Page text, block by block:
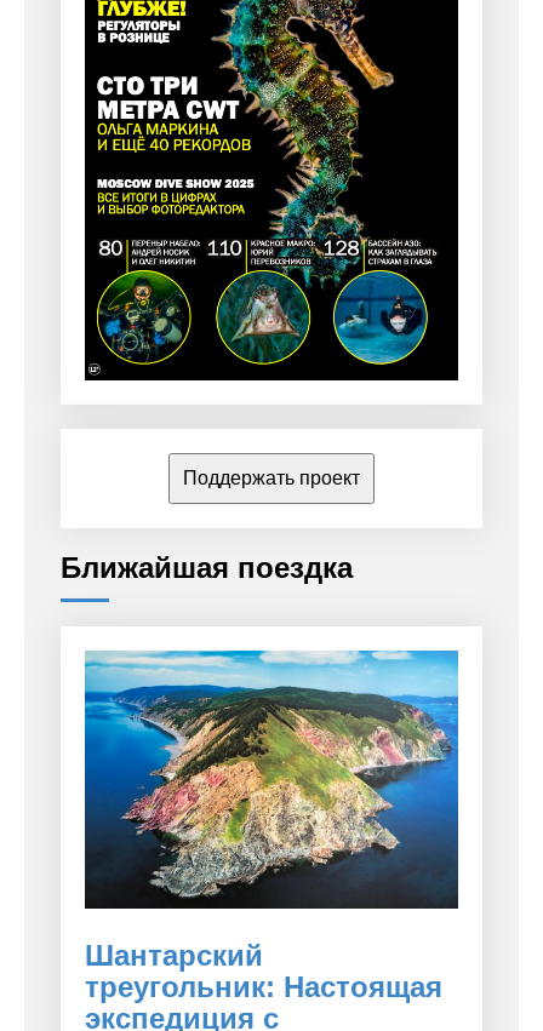
Поддержать проект
Ближайшая поездка
Шантарский
треугольник: Настоящая
экспедиция с